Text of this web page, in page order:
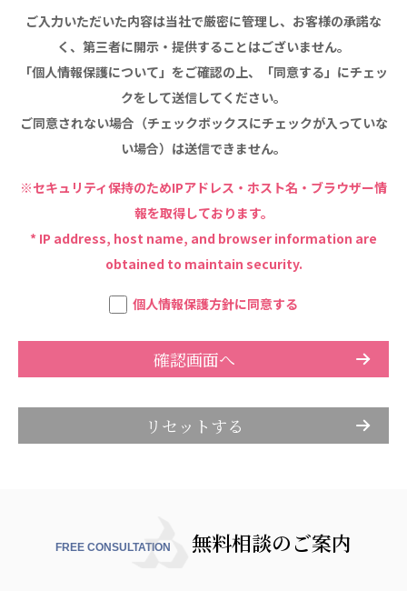
特定非営利活動法人アート応援隊
その他
Mediclude 株式会社アジアメデカ元気事業団
株式会社フラワーコミュニティ放送
Medicare Lead Japan
株式会社日本医科学研究所
特定非営利活動法人共生フォーラム
一般社団法人フードラボジャパン
特定非営利活動法人日本医療福祉機構
株式会社アメックファーマシー
株式会社エネクト 株式会社 G.com R＆M
海外
共生（大連）商務諮詢有限公司
ご入力いただいた内容は当社で厳密に管理し、お客様の承諾な
く、第三者に開示・提供することはございません。
「個人情報保護について」をご確認の上、「同意する」にチェッ
クをして送信してください。
ご同意されない場合（チェックボックスにチェックが入っていな
い場合）は送信できません。
※セキュリティ保持のためIPアドレス・ホスト名・ブラウザー情
報を取得しております。
* IP address, host name, and browser information are
obtained to maintain security.
個人情報保護方針に同意する
FREE CONSULTATION 無料相談のご案内